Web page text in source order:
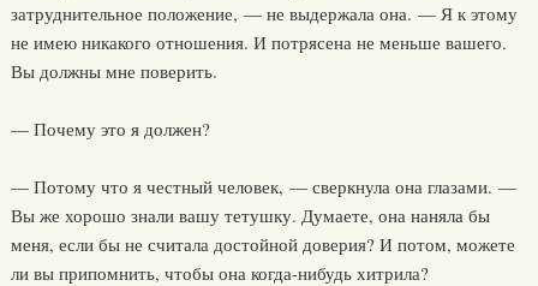
затруднительное положение, — не выдержала она. — Я к этому
не имею никакого отношения. И потрясена не меньше вашего.
Вы должны мне поверить.
— Почему это я должен?
— Потому что я честный человек, — сверкнула она глазами. —
Вы же хорошо знали вашу тетушку. Думаете, она наняла бы
меня, если бы не считала достойной доверия? И потом, можете
ли вы припомнить, чтобы она когда-нибудь хитрила?